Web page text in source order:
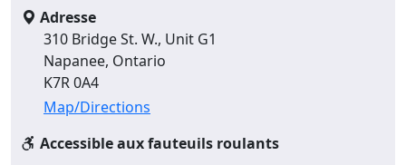
Adresse
310 Bridge St. W., Unit G1
Napanee, Ontario
K7R 0A4
Map/Directions
Accessible aux fauteuils roulants